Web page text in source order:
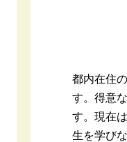
都内在住
す。得意
す。現在
生を学び